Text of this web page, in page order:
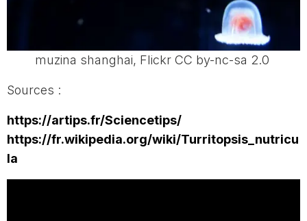
muzina shanghai, Flickr CC by-nc-sa 2.0
Sources :
https://artips.fr/Sciencetips/
https://fr.wikipedia.org/wiki/Turritopsis_nutricu
la